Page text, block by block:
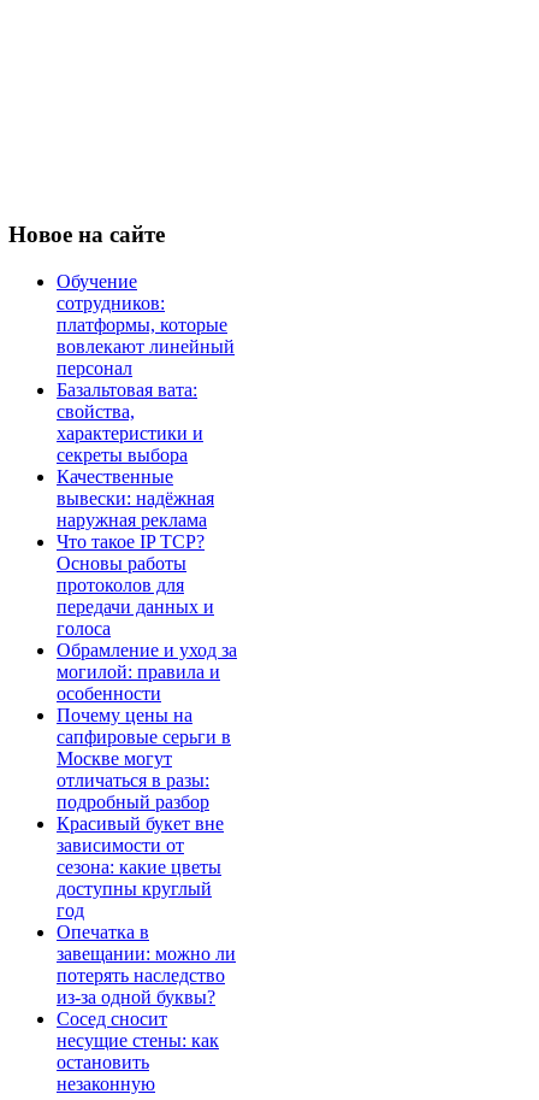
Новое на сайте
Обучение
сотрудников:
платформы, которые
вовлекают линейный
персонал
Базальтовая вата:
свойства,
характеристики и
секреты выбора
Качественные
вывески: надёжная
наружная реклама
Что такое IP TCP?
Основы работы
протоколов для
передачи данных и
голоса
Обрамление и уход за
могилой: правила и
особенности
Почему цены на
сапфировые серьги в
Москве могут
отличаться в разы:
подробный разбор
Красивый букет вне
зависимости от
сезона: какие цветы
доступны круглый
год
Опечатка в
завещании: можно ли
потерять наследство
из-за одной буквы?
Сосед сносит
несущие стены: как
остановить
незаконную